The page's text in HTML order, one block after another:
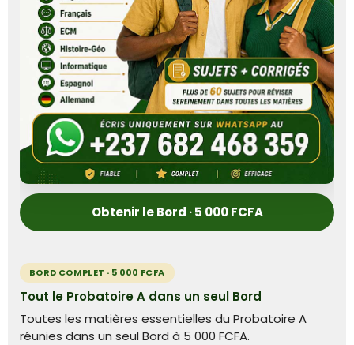
Obtenir le Bord · 5 000 FCFA
BORD COMPLET · 5 000 FCFA
Tout le Probatoire A dans un seul Bord
Toutes les matières essentielles du Probatoire A
réunies dans un seul Bord à 5 000 FCFA.